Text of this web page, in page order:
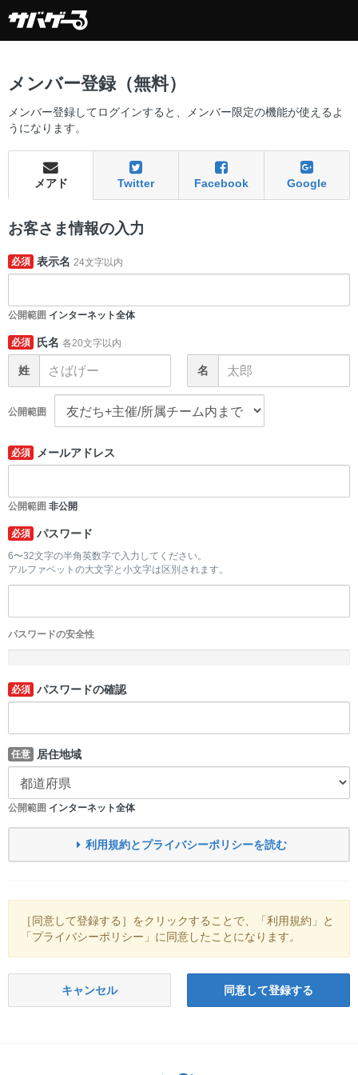
メンバー登録（無料）
メンバー登録してログインすると、メンバー限定の機能が使えるよ
うになります。
メアド Twitter Facebook Google
お客さま情報の入力
必須 表示名 24文字以内
公開範囲 インターネット全体
必須 氏名 各20文字以内
姓 名
公開範囲
必須 メールアドレス
公開範囲 非公開
必須 パスワード
6〜32文字の半角英数字で入力してください。
アルファベットの大文字と小文字は区別されます。
パスワードの安全性
必須 パスワードの確認
任意 居住地域
公開範囲 インターネット全体
利用規約とプライバシーポリシーを読む
［同意して登録する］をクリックすることで、「利用規約」と
「プライバシーポリシー」に同意したことになります。
キャンセル 同意して登録する